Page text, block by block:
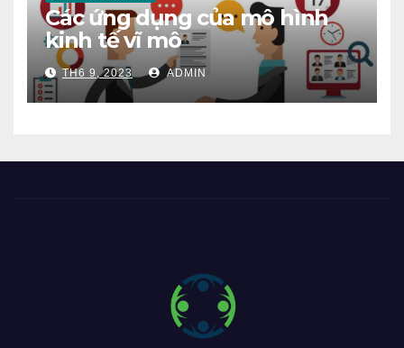
Các ứng dụng của mô hình
kinh tế vĩ mô
TH6 9, 2023 ADMIN